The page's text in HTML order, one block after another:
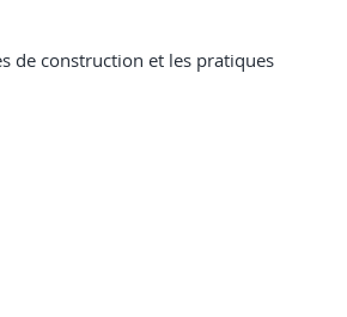
de construction et les pratiques